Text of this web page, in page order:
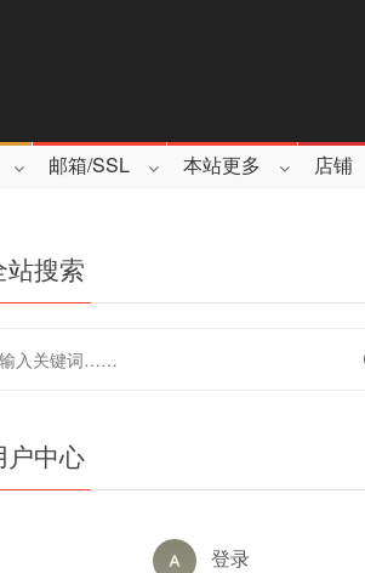
邮箱/SSL 本站更多 店铺
站搜索
户中心
登录